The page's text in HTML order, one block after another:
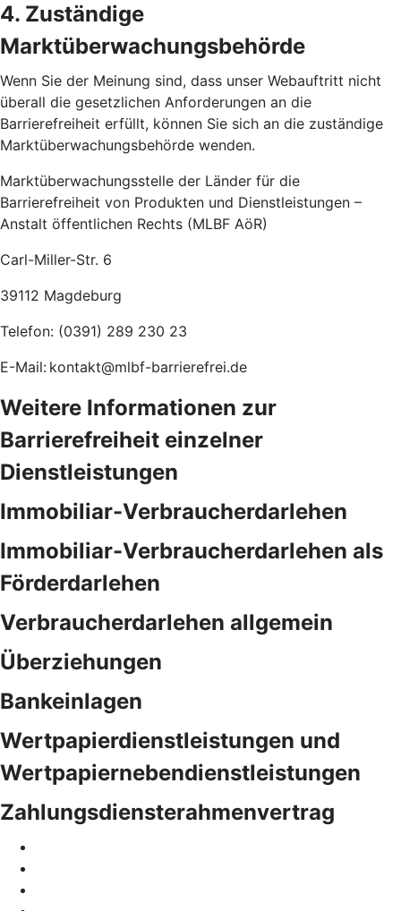
4. Zuständige
Marktüberwachungsbehörde
Wenn Sie der Meinung sind, dass unser Webauftritt nicht
überall die gesetzlichen Anforderungen an die
Barrierefreiheit erfüllt, können Sie sich an die zuständige
Marktüberwachungsbehörde wenden.
Marktüberwachungsstelle der Länder für die
Barrierefreiheit von Produkten und Dienstleistungen –
Anstalt öffentlichen Rechts (MLBF AöR)
Carl-Miller-Str. 6
39112 Magdeburg
Telefon: (0391) 289 230 23
E-Mail: kontakt@mlbf-barrierefrei.de
Weitere Informationen zur
Barrierefreiheit einzelner
Dienstleistungen
Immobiliar-Verbraucherdarlehen
Immobiliar-Verbraucherdarlehen als
Förderdarlehen
Verbraucherdarlehen allgemein
Überziehungen
Bankeinlagen
Wertpapierdienstleistungen und
Wertpapiernebendienstleistungen
Zahlungsdiensterahmenvertrag